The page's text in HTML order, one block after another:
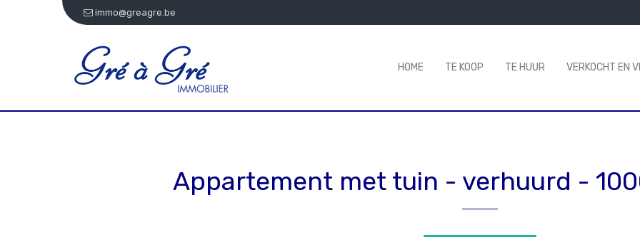
immo@greagre.be
HOME TE KOOP TE HUUR VERKOCHT EN
Appartement met tuin - verhuurd -